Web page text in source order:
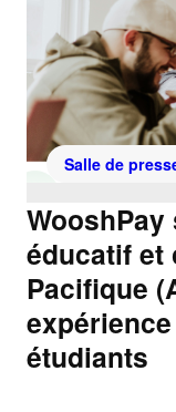
Salle de
éducatif et
Pacifique
étudiants